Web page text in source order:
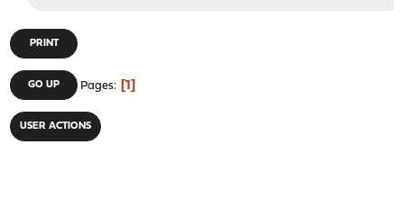
PRINT
GO UP Pages 1
USER ACTIONS